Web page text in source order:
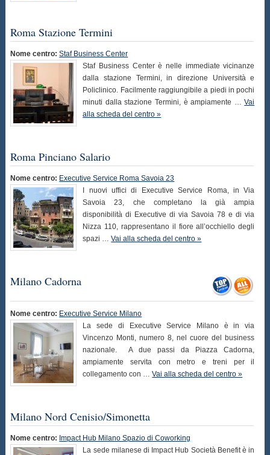
Roma Stazione Termini
Nome centro: Staf Business Center
Staf Business Center è nelle immediate vicinanze
dalla stazione Termini, in direzione Università e
Policlinico. Facilmente raggiungibile a piedi in pochi
minuti dalla stazione Termini, è ampiamente …Vai
alla scheda del centro »
Roma Pinciano Salario
Nome centro: Executive Service Roma Savoia 23
I nuovi uffici di Executive Service Roma, in Via
Savoia 23, che completano la già ampia
disponibilità di Executive di via Savoia 78 e di via
Nizza 110, rappresentano il fiore all’occhiello degli
spazi …Vai alla scheda del centro »
Milano Cadorna
Nome centro: Executive Service Milano
La sede di Executive Service Milano è in via
Vincenzo Monti, numero 8, nel cuore del business
nazionale. A due passi da Piazza Cadorna,
ampiamente servita con metro e treni per il
collegamento con …Vai alla scheda del centro »
Milano Nord Cenisio/Simonetta
Nome centro: Impact Hub Milano Spazio di Coworking
La sede milanese di Impact Hub Società Benefit è in